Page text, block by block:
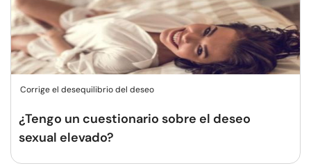
Corrige el desequilibrio del deseo
¿Tengo un cuestionario sobre el deseo
sexual elevado?